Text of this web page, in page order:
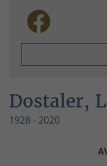
Dostaler,
1928 - 2020